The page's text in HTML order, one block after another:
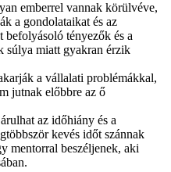
emberrel vannak körülvéve,
a gondolataikat és az
befolyásoló tényezők és a
súlya miatt gyakran érzik
a vállalati problémákkal,
jutnak előbbre az ő
az időhiány és a
kevés időt szánnak
mentorral beszéljenek, aki